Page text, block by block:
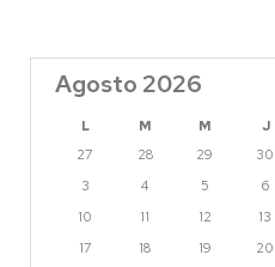
Agosto 2026
L M M J
27
28 29 30
3
4 5 6
10
11 12 13
17
18 19 20